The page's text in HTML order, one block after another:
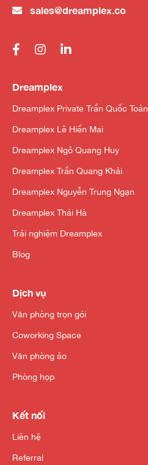
sales@dreamplex.co
Dreamplex
Dreamplex Private Trần Quốc Toản
Dreamplex Lê Hiến Mai
Dreamplex Ngô Quang Huy
Dreamplex Trần Quang Khải
Dreamplex Nguyễn Trung Ngạn
Dreamplex Thái Hà
Trải nghiệm Dreamplex
Blog
Dịch vụ
Văn phòng trọn gói
Coworking Space
Văn phòng ảo
Phòng họp
Kết nối
Liên hệ
Referral